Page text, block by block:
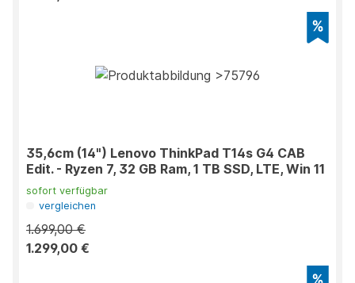
35,6cm (14") Lenovo ThinkPad T14s G4 CAB
Edit. - Ryzen 7, 32 GB Ram, 1 TB SSD, LTE, Win 11
sofort verfügbar
vergleichen
1.699,00 €
1.299,00 €